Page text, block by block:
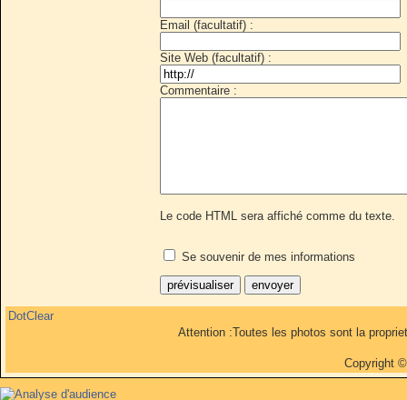
Email (facultatif) :
Site Web (facultatif) :
Commentaire :
Le code HTML sera affiché comme du texte.
Se souvenir de mes informations
DotClear
Attention :Toutes les photos sont la
Copyright